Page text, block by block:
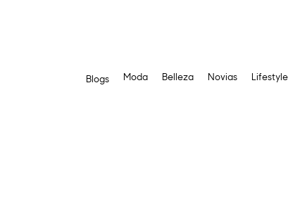
Blogs Moda Belleza Novias Lifestyle